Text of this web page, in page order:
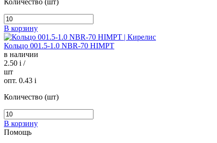
В корзину
Кольцо 001.5-1.0 NBR-70 HIMPT
в наличии
2.50 i /
шт
опт. 0.43 i
Количество (шт)
В корзину
Помощь